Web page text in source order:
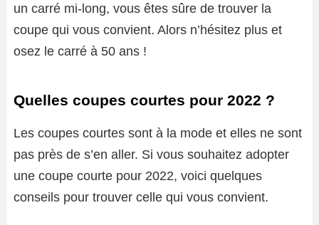
un carré mi-long, vous êtes sûre de trouver la
coupe qui vous convient. Alors n’hésitez plus et
osez le carré à 50 ans !
Quelles coupes courtes pour 2022 ?
Les coupes courtes sont à la mode et elles ne sont
pas près de s’en aller. Si vous souhaitez adopter
une coupe courte pour 2022, voici quelques
conseils pour trouver celle qui vous convient.